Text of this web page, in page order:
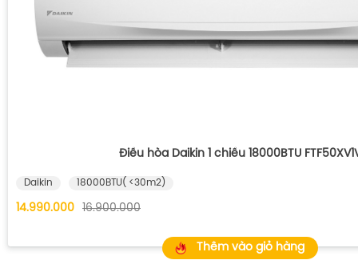
Điều hòa Daikin 1 chiều 18000BTU
Daikin 18000BTU( <30m2)
14.990.000 16.900.000
Thêm vào giỏ hàng